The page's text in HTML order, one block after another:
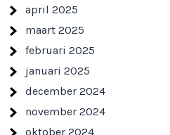
april 2025
maart 2025
februari 2025
januari 2025
december 2024
november 2024
oktober 2024